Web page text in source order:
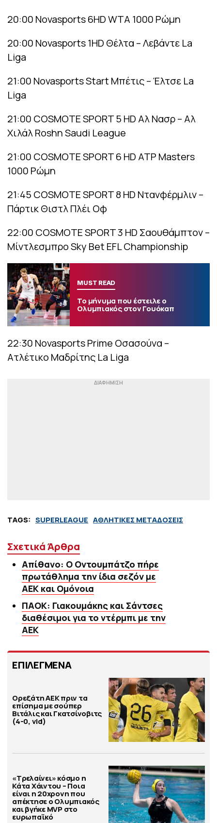
20:00 Novasports 6HD WTA 1000 Ρώμη
20:00 Novasports 1HD Θέλτα – Λεβάντε La
Liga
21:00 Novasports Start Μπέτις – Έλτσε La
Liga
21:00 COSMOTE SPORT 5 HD Αλ Νασρ – Αλ
Χιλάλ Roshn Saudi League
21:00 COSMOTE SPORT 6 HD ATP Masters
1000 Ρώμη
21:45 COSMOTE SPORT 8 HD Ντανφέρμλιν –
Πάρτικ Θιστλ Πλέι Οφ
22:00 COSMOTE SPORT 3 HD Σαουθάμπτον –
Μίντλεσμπρο Sky Bet EFL Championship
MUST READ
Το μήνυμα που έστειλε ο
Ολυμπιακός στον Γουόκαπ
22:30 Novasports Prime Οσασούνα –
Ατλέτικο Μαδρίτης La Liga
TAGS: SUPERLEAGUE ΑΘΛΗΤΙΚΕΣ ΜΕΤΑΔΟΣΕΙΣ
Σχετικά Άρθρα
Απίθανο: Ο Οντουμπάτζο πήρε
πρωτάθλημα την ίδια σεζόν με
ΑΕΚ και Ομόνοια
ΠΑΟΚ: Γιακουμάκης και Σάντσες
διαθέσιμοι για το ντέρμπι με την
ΑΕΚ
ΕΠΙΛΕΓΜΕΝΑ
Ορεξάτη ΑΕΚ πριν τα
επίσημα με σούπερ
Βιτάλις και Γκατσίνοβιτς
(4-0, vid)
«Τρελαίνει» κόσμο η
Κάτα Χάιντου – Ποια
είναι η 20χρονη που
απέκτησε ο Ολυμπιακός
και βγήκε MVP στο
ευρωπαϊκό